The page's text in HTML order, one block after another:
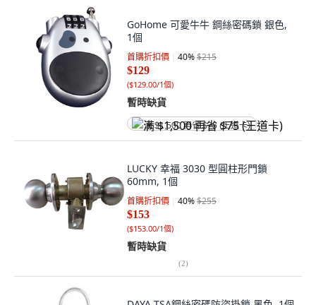
GoHome 可愛牛牛 鋼絲密碼鎖 銀色,
1個
首購折扣價 40%$215
$129
($129.00/1個)
暫時缺貨
满 $1,500 再省 $75 (王道卡)
LUCKY 幸福 3030 型圓柱形門鎖
60mm, 1個
首購折扣價 40%$255
$153
($153.00/1個)
暫時缺貨
(2)